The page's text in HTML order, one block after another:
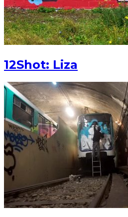
12Shot: Liza